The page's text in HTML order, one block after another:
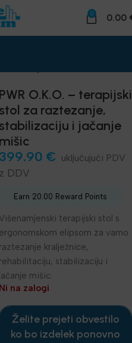
0 0.00
PWR O.K.O. – terapijski
stol za raztezanje,
stabilizaciju i jačanje
mišic
399.90 €
z DDV
Earn 20.00 Reward Points
Višenamjenski terapijski stol s
ergonomskom elipsom za varno
raztezanje kralježnice,
rehabilitaciju, stabilizaciju i
jačanje mišic.
Ni na zalogi
Želite prejeti obvestilo
ko bo izdelek ponovno